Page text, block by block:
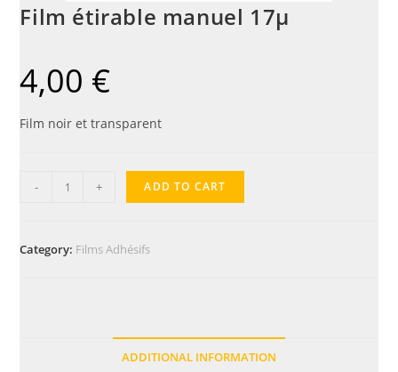
Film étirable manuel 17µ
4,00 €
Film noir et transparent
- + ADD TO CART
Category: Films Adhésifs
ADDITIONAL INFORMATION